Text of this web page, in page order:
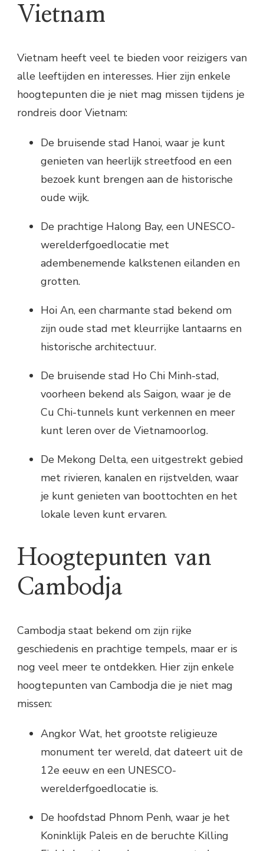
Vietnam
Vietnam heeft veel te bieden voor reizigers van
alle leeftijden en interesses. Hier zijn enkele
hoogtepunten die je niet mag missen tijdens je
rondreis door Vietnam:
De bruisende stad Hanoi, waar je kunt
genieten van heerlijk streetfood en een
bezoek kunt brengen aan de historische
oude wijk.
De prachtige Halong Bay, een UNESCO-
werelderfgoedlocatie met
adembenemende kalkstenen eilanden en
grotten.
Hoi An, een charmante stad bekend om
zijn oude stad met kleurrijke lantaarns en
historische architectuur.
De bruisende stad Ho Chi Minh-stad,
voorheen bekend als Saigon, waar je de
Cu Chi-tunnels kunt verkennen en meer
kunt leren over de Vietnamoorlog.
De Mekong Delta, een uitgestrekt gebied
met rivieren, kanalen en rijstvelden, waar
je kunt genieten van boottochten en het
lokale leven kunt ervaren.
Hoogtepunten van
Cambodja
Cambodja staat bekend om zijn rijke
geschiedenis en prachtige tempels, maar er is
nog veel meer te ontdekken. Hier zijn enkele
hoogtepunten van Cambodja die je niet mag
missen:
Angkor Wat, het grootste religieuze
monument ter wereld, dat dateert uit de
12e eeuw en een UNESCO-
werelderfgoedlocatie is.
De hoofdstad Phnom Penh, waar je het
Koninklijk Paleis en de beruchte Killing